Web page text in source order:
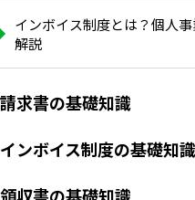
インボイス制度とは？個人
解説
請求書の基礎知識
インボイス制度の基礎知識
領収書の基礎知識